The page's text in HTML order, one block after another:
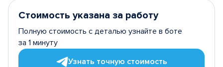
Стоимость указана за работу
Полную стоимость с деталью узнайте в боте
за 1 минуту
Узнать точную стоимость